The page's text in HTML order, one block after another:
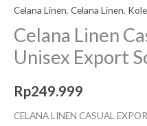
Celana Linen, Celana Linen,
Celana Linen
Unisex Export
Rp249.999
CELANA LINEN CASUAL